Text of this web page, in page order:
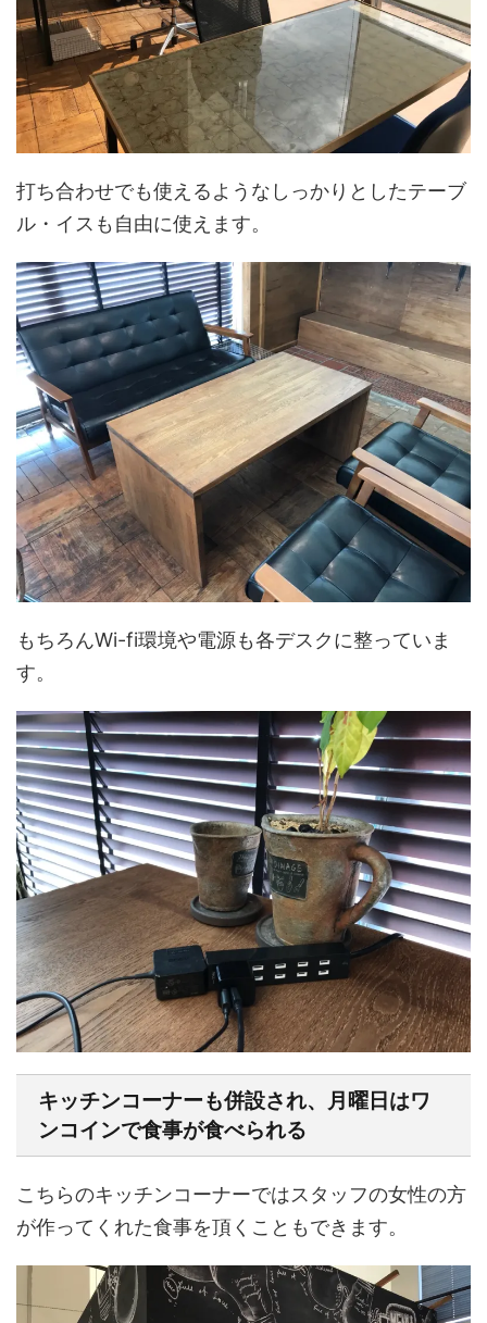
打ち合わせでも使えるようなしっかりとしたテーブ
ル・イスも自由に使えます。
もちろんWi-fi環境や電源も各デスクに整っていま
す。
キッチンコーナーも併設され、月曜日はワ
ンコインで食事が食べられる
こちらのキッチンコーナーではスタッフの女性の方
が作ってくれた食事を頂くこともできます。